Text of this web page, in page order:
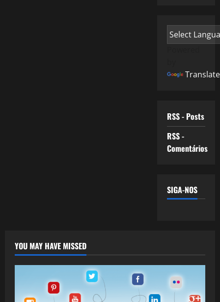
Translate
RSS - Posts
RSS -
Comentários
SIGA-NOS
YOU MAY HAVE MISSED